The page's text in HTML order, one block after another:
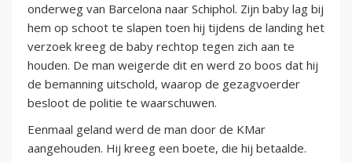
onderweg van Barcelona naar Schiphol. Zijn baby lag bij
hem op schoot te slapen toen hij tijdens de landing het
verzoek kreeg de baby rechtop tegen zich aan te
houden. De man weigerde dit en werd zo boos dat hij
de bemanning uitschold, waarop de gezagvoerder
besloot de politie te waarschuwen.
Eenmaal geland werd de man door de KMar
aangehouden. Hij kreeg een boete, die hij betaalde.